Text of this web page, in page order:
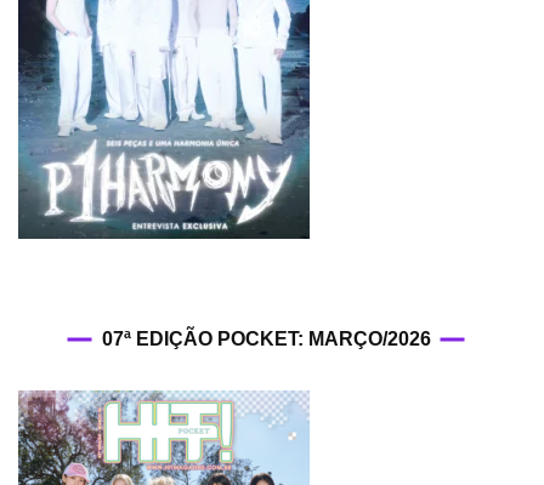
07ª EDIÇÃO POCKET: MARÇO/2026